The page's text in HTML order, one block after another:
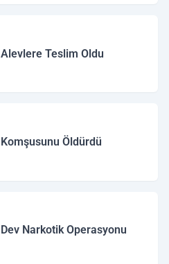
Alevlere Teslim Oldu
Komşusunu Öldürdü
Dev Narkotik Operasyonu